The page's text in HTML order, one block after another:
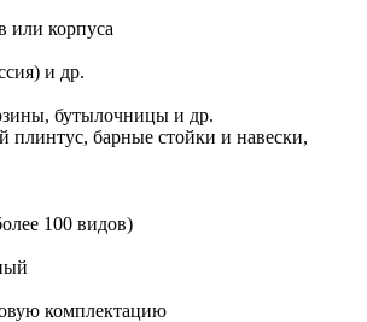
или корпуса
и др.
бутылочницы и др.
плинтус, барные стойки и навески,
100 видов)
комплектацию